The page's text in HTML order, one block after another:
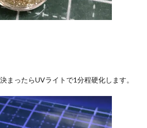
まったらUVライトで1分程硬化します。